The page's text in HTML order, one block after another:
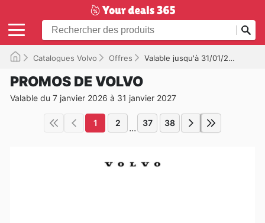
Catalogues Volvo Offres Valable jusqu'à 31/01/2027
PROMOS DE VOLVO
Valable du 7 janvier 2026 à 31 janvier 2027
1 2 ... 37 38